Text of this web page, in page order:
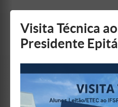
barra
Visita Técnica
Presidente